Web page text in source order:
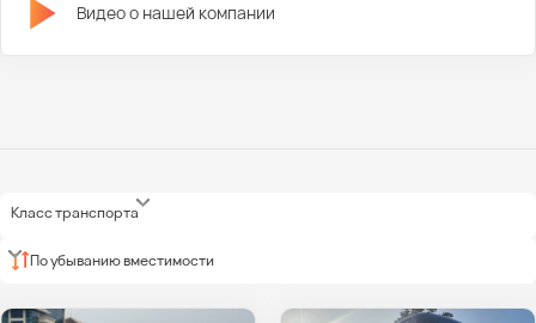
Видео о нашей компании
Класс транспорта
По убыванию вместимости